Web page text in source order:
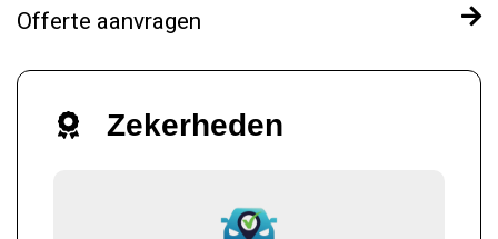
Offerte aanvragen
Zekerheden